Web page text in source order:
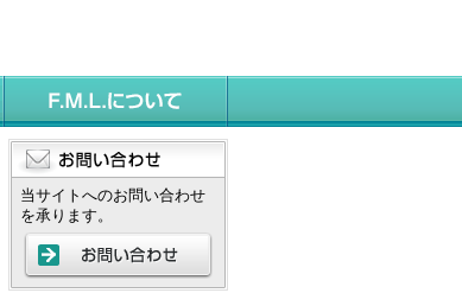
当サイトへのお問い合わせ
を承ります。